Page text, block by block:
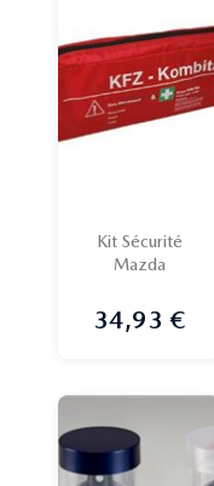
Kit Sécurité
Mazda
Prix
34,93 €